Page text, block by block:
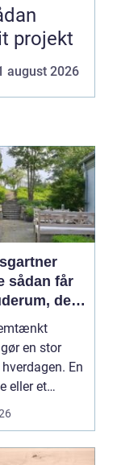
projekt
august 2026
der
mange år
en stor
En
eller et
fællesareal